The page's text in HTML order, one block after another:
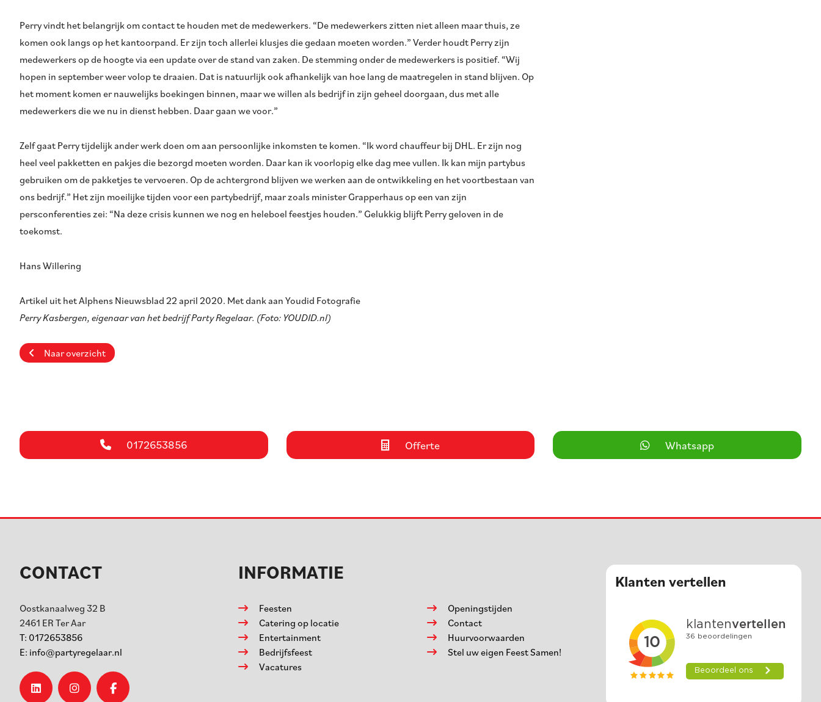
Perry vindt het belangrijk om contact te houden met de medewerkers. “De medewerkers zitten niet alleen maar thuis, ze
komen ook langs op het kantoorpand. Er zijn toch allerlei klusjes die gedaan moeten worden.” Verder houdt Perry zijn
medewerkers op de hoogte via een update over de stand van zaken. De stemming onder de medewerkers is positief. “Wij
hopen in september weer volop te draaien. Dat is natuurlijk ook afhankelijk van hoe lang de maatregelen in stand blijven. Op
het moment komen er nauwelijks boekingen binnen, maar we willen als bedrijf in zijn geheel doorgaan, dus met alle
medewerkers die we nu in dienst hebben. Daar gaan we voor.”
Zelf gaat Perry tijdelijk ander werk doen om aan persoonlijke inkomsten te komen. “Ik word chauffeur bij DHL. Er zijn nog
heel veel pakketten en pakjes die bezorgd moeten worden. Daar kan ik voorlopig elke dag mee vullen. Ik kan mijn partybus
gebruiken om de pakketjes te vervoeren. Op de achtergrond blijven we werken aan de ontwikkeling en het voortbestaan van
ons bedrijf.” Het zijn moeilijke tijden voor een partybedrijf, maar zoals minister Grapperhaus op een van zijn
persconferenties zei: “Na deze crisis kunnen we nog en heleboel feestjes houden.” Gelukkig blijft Perry geloven in de
toekomst.
Hans Willering
Artikel uit het Alphens Nieuwsblad 22 april 2020. Met dank aan Youdid Fotografie
Perry Kasbergen, eigenaar van het bedrijf Party Regelaar. (Foto: YOUDID.nl)
Naar overzicht
0172653856 Offerte Whatsapp
CONTACT
Oostkanaalweg 32 B
2461 ER Ter Aar
T: 0172653856
E: info@partyregelaar.nl
INFORMATIE
Feesten
Catering op locatie
Entertainment
Bedrijfsfeest
Vacatures
Openingstijden
Contact
Huurvoorwaarden
Stel uw eigen Feest Samen!
Klanten vertellen